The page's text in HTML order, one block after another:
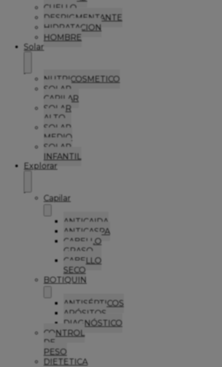
CUELLO
DESPIGMENTANTE
HIDRATACION
HOMBRE
Solar
NUTRICOSMETICO
SOLAR
CAPILAR
SOLAR
ALTO
SOLAR
MEDIO
SOLAR
INFANTIL
Explorar
Capilar
ANTICAIDA
ANTICASPA
CABELLO
GRASO
CABELLO
SECO
BOTIQUIN
ANTISÉPTICOS
APÓSITOS
DIAGNÓSTICO
CONTROL
DE
PESO
DIETETICA